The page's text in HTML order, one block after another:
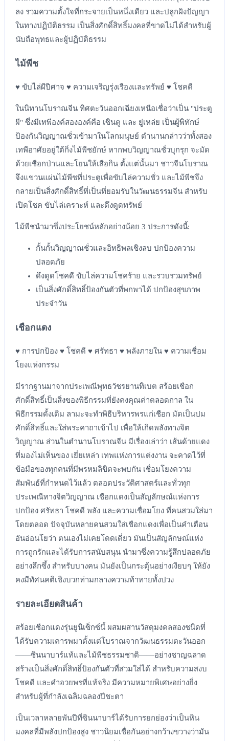
ลง รวมความตั้งใจที่กระจายเป็นหนึ่งเดียว และปลูกฝังปัญญา
ในทางปฏิบัติธรรม เป็นสิ่งศักดิ์สิทธิ์มงคลที่ขาดไม่ได้สำหรับผู้
นับถือพุทธและผู้ปฏิบัติธรรม
ไม้พีช
♥ ขับไล่ผีปีศาจ ♥ ความเจริญรุ่งเรืองและทรัพย์ ♥ โชคดี
ในนิทานโบราณจีน ทิศตะวันออกเฉียงเหนือเชื่อว่าเป็น "ประตู
ผี" ซึ่งมีเทพีองค์สององค์คือ เซินตู และ ยู่เหล่ย เป็นผู้พิทักษ์
ป้องกันวิญญาณชั่วเข้ามาในโลกมนุษย์ ตำนานกล่าวว่าทั้งสอง
เทพีอาศัยอยู่ใต้กิ่งไม้พีชยักษ์ หากพบวิญญาณชั่วบุกรุก จะมัด
ด้วยเชือกป่านและโยนให้เสือกิน ตั้งแต่นั้นมา ชาวจีนโบราณ
จึงแขวนแผ่นไม้พีชที่ประตูเพื่อขับไล่ความชั่ว และไม้พีชจึง
กลายเป็นสิ่งศักดิ์สิทธิ์ที่เป็นที่ยอมรับในวัฒนธรรมจีน สำหรับ
เปิดโชค ขับไล่เคราะห์ และดึงดูดทรัพย์
ไม้พีชนำมาซึ่งประโยชน์หลักอย่างน้อย 3 ประการดังนี้:
กั้นกั้นวิญญาณชั่วและอิทธิพลเชิงลบ ปกป้องความ
ปลอดภัย
ดึงดูดโชคดี ขับไล่ความโชคร้าย และรวบรวมทรัพย์
เป็นสิ่งศักดิ์สิทธิ์ป้องกันตัวที่พกพาได้ ปกป้องสุขภาพ
ประจำวัน
เชือกแดง
♥ การปกป้อง ♥ โชคดี ♥ ศรัทธา ♥ พลังภายใน ♥ ความเชื่อม
โยงแห่งกรรม
มีรากฐานมาจากประเพณีพุทธวัชรยานทิเบต สร้อยเชือก
ศักดิ์สิทธิ์เป็นสิ่งของพิธีกรรมที่ยังคงคุณค่าตลอดกาล ใน
พิธีกรรมดั้งเดิม ลามะจะทำพิธีบริหารพรแก่เชือก มัดเป็นปม
ศักดิ์สิทธิ์และใส่พระคาถาเข้าไป เพื่อให้เกิดพลังทางจิต
วิญญาณ ส่วนในตำนานโบราณจีน มีเรื่องเล่าว่า เส้นด้ายแดง
ที่มองไม่เห็นของ เยี่ยเหล่า เทพแห่งการแต่งงาน จะคาดไว้ที่
ข้อมือของทุกคนที่มีพรหมลิขิตจะพบกัน เชื่อมโยงความ
สัมพันธ์ที่กำหนดไว้แล้ว ตลอดประวัติศาสตร์และทั่วทุก
ประเพณีทางจิตวิญญาณ เชือกแดงเป็นสัญลักษณ์แห่งการ
ปกป้อง ศรัทธา โชคดี พลัง และความเชื่อมโยง ที่คนสวมใส่มา
โดยตลอด ปัจจุบันหลายคนสวมใส่เชือกแดงเพื่อเป็นคำเตือน
อันอ่อนโยว่า ตนเองไม่เคยโดดเดี่ยว มันเป็นสัญลักษณ์แห่ง
การถูกรักและได้รับการสนับสนุน นำมาซึ่งความรู้สึกปลอดภัย
อย่างลึกซึ้ง สำหรับบางคน มันยังเป็นกระตุ้นอย่างเงียบๆ ให้ยัง
คงมีทัศนคติเชิงบวกท่ามกลางความท้าทายทั้งปวง
รายละเอียดสินค้า
สร้อยเชือกแดงรุ่นยูนิเซ็กซ์นี้ ผสมผสานวัสดุมงคลสองชนิดที่
ได้รับความเคารพมาตั้งแต่โบราณจากวัฒนธรรมตะวันออก
——ซินนาบาร์แท้และไม้พีชธรรมชาติ——อย่างชาญฉลาด
สร้างเป็นสิ่งศักดิ์สิทธิ์ป้องกันตัวที่สวมใส่ได้ สำหรับความสงบ
โชคดี และคำอวยพรที่แท้จริง มีความหมายพิเศษอย่างยิ่ง
สำหรับผู้ที่กำลังเฉลิมฉลองปีชะตา
เป็นเวลาหลายพันปีที่ซินนาบาร์ได้รับการยกย่องว่าเป็นหิน
มงคลที่มีพลังปกป้องสูง ชาวนิยมเชื่อกันอย่างกว้างขวางว่ามัน